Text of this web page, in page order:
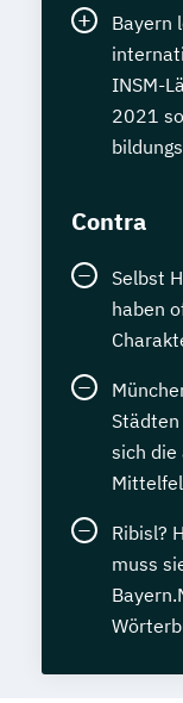
Bayern
INSM-
2021
Contra
Selbst
haben
sich die
Ribisl?
muss